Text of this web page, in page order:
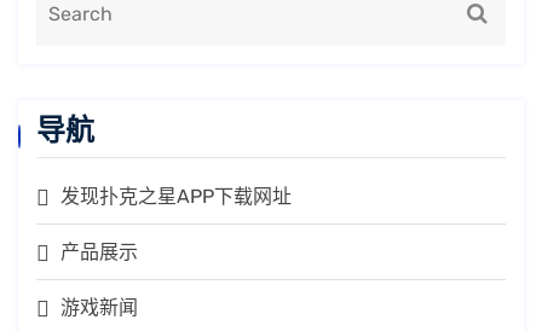
导航
发现扑克之星APP下载网址
产品展示
游戏新闻